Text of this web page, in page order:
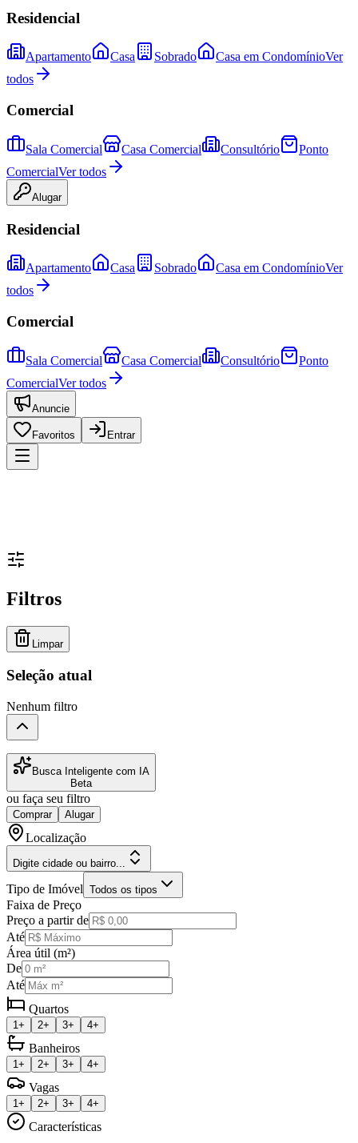
Residencial
Apartamento Casa Sobrado Casa em CondomínioVer
todos
Comercial
Sala Comercial Casa Comercial Consultório
Ponto
ComercialVer todos
Alugar
Residencial
Apartamento Casa Sobrado Casa em CondomínioVer
todos
Comercial
Sala Comercial Casa Comercial Consultório
Ponto
ComercialVer todos
Anuncie
Favoritos Entrar
Filtros
Limpar
Seleção atual
Nenhum filtro
Busca Inteligente com IA
Beta
ou faça seu filtro
Comprar Alugar
Localização
Digite cidade ou bairro...
Tipo de Imóvel Todos os tipos
Faixa de Preço
Preço a partir de
Até
Área útil (m²)
De
Até
Quartos
1+ 2+ 3+ 4+
Banheiros
1+ 2+ 3+ 4+
Vagas
1+ 2+ 3+ 4+
Características